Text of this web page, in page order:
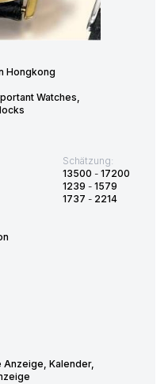
Hongkong
Watches,
Schätzung:
13500 - 17200
1239 - 1579
1737 - 2214
Kalender,